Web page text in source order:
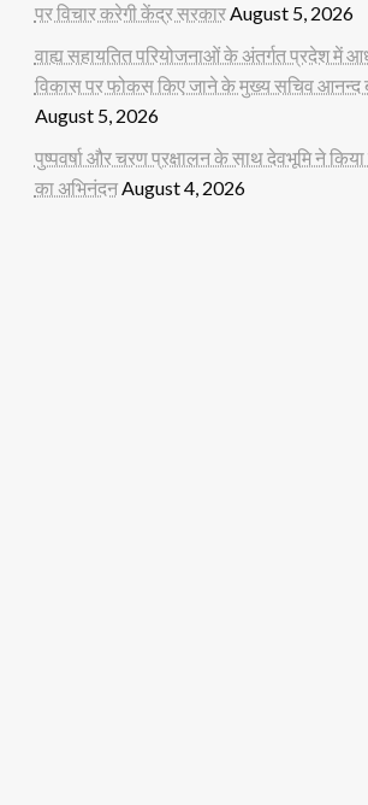
पर विचार करेगी केंद्र सरकारAugust 5, 2026
वाह्य सहायतित परियोजनाओं के अंतर्गत प्रदेश में
विकास पर फोकस किए जाने के मुख्य सचिव आनन्द
August 5, 2026
पुष्पवर्षा और चरण प्रक्षालन के साथ देवभूमि ने
का अभिनंदनAugust 4, 2026